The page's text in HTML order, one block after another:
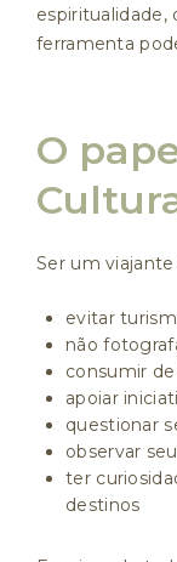
espiritualidade,
ferramenta
O
Ser um
evitar
não
consumir
apoiar
questionar
observar
ter
destinos